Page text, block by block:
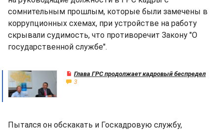
сомнительным прошлым, которые были замечены в
коррупционных схемах, при устройстве на работу
скрывали судимость, что противоречит Закону "О
государственной службе".
Глава ГРС продолжает кадровый беспредел
3
Пытался он обскакать и Госкадровую службу,